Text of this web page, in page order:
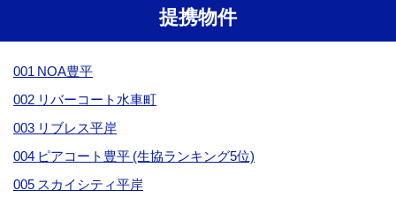
提携物件
001 NOA豊平
002 リバーコート水車町
003 リブレス平岸
004 ピアコート豊平 (生協ランキング5位)
005 スカイシティ平岸